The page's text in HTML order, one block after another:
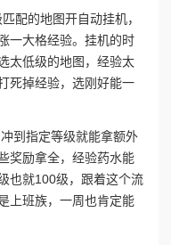
配的地图开自动挂机，
一大格经验。挂机的时
太低级的地图，经验太
死掉经验，选刚好能一
到指定等级就能拿额外
奖励拿全，经验药水能
也就100级，跟着这个流
上班族，一周也肯定能